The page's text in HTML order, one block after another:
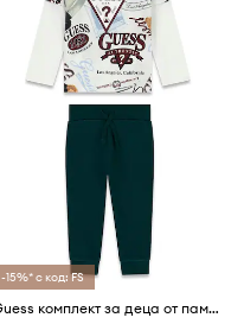
-15%* с код: FS
Guess комплект за деца от памук